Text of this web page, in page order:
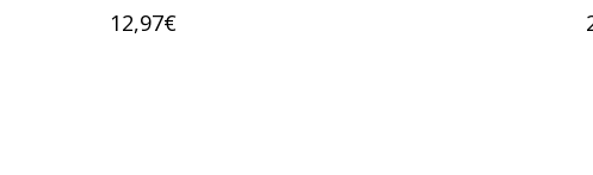
12,97€